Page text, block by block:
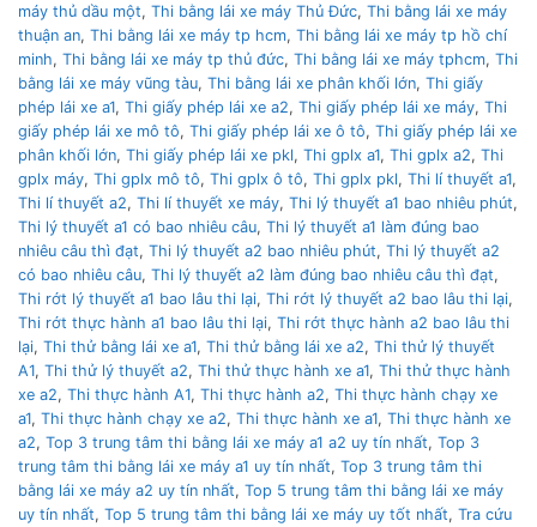
máy thủ dầu một, Thi bằng lái xe máy Thủ Đức, Thi bằng lái xe máy
thuận an, Thi bằng lái xe máy tp hcm, Thi bằng lái xe máy tp hồ chí
minh, Thi bằng lái xe máy tp thủ đức, Thi bằng lái xe máy tphcm, Thi
bằng lái xe máy vũng tàu, Thi bằng lái xe phân khối lớn, Thi giấy
phép lái xe a1, Thi giấy phép lái xe a2, Thi giấy phép lái xe máy, Thi
giấy phép lái xe mô tô, Thi giấy phép lái xe ô tô, Thi giấy phép lái xe
phân khối lớn, Thi giấy phép lái xe pkl, Thi gplx a1, Thi gplx a2, Thi
gplx máy, Thi gplx mô tô, Thi gplx ô tô, Thi gplx pkl, Thi lí thuyết a1,
Thi lí thuyết a2, Thi lí thuyết xe máy, Thi lý thuyết a1 bao nhiêu phút,
Thi lý thuyết a1 có bao nhiêu câu, Thi lý thuyết a1 làm đúng bao
nhiêu câu thì đạt, Thi lý thuyết a2 bao nhiêu phút, Thi lý thuyết a2
có bao nhiêu câu, Thi lý thuyết a2 làm đúng bao nhiêu câu thì đạt,
Thi rớt lý thuyết a1 bao lâu thi lại, Thi rớt lý thuyết a2 bao lâu thi lại,
Thi rớt thực hành a1 bao lâu thi lại, Thi rớt thực hành a2 bao lâu thi
lại, Thi thử bằng lái xe a1, Thi thử bằng lái xe a2, Thi thử lý thuyết
A1, Thi thử lý thuyết a2, Thi thử thực hành xe a1, Thi thử thực hành
xe a2, Thi thực hành A1, Thi thực hành a2, Thi thực hành chạy xe
a1, Thi thực hành chạy xe a2, Thi thực hành xe a1, Thi thực hành xe
a2, Top 3 trung tâm thi bằng lái xe máy a1 a2 uy tín nhất, Top 3
trung tâm thi bằng lái xe máy a1 uy tín nhất, Top 3 trung tâm thi
bằng lái xe máy a2 uy tín nhất, Top 5 trung tâm thi bằng lái xe máy
uy tín nhất, Top 5 trung tâm thi bằng lái xe máy uy tốt nhất, Tra cứu